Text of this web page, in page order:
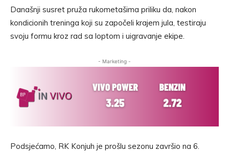
Današnji susret pruža rukometašima priliku da, nakon
kondicionih treninga koji su započeli krajem jula, testiraju
svoju formu kroz rad sa loptom i uigravanje ekipe.
- Marketing -
Podsjećamo, RK Konjuh je prošlu sezonu završio na 6.